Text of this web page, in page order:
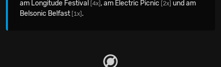
am Longitude Festival
[4x] , am Electric Picnic [2x] und am
Belsonic Belfast [1x] .